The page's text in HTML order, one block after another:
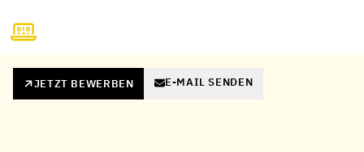
JETZT BEWERBEN E-MAIL SENDEN